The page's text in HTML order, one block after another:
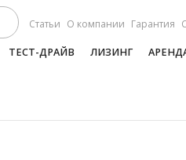
Статьи О компании Гарантия
ТЕСТ-ДРАЙВ ЛИЗИНГ